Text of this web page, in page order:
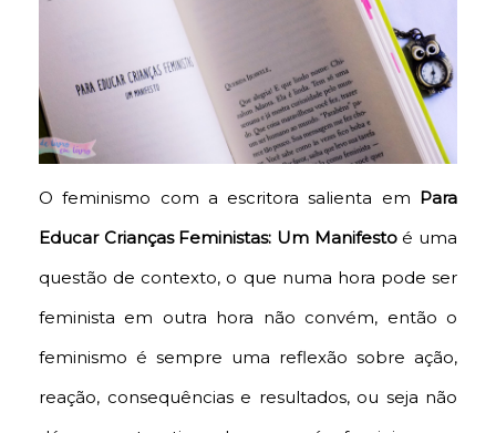
O feminismo com a escritora salienta em Para
Educar Crianças Feministas: Um Manifestoé uma
questão de contexto, o que numa hora pode ser
feminista em outra hora não convém, então o
feminismo é sempre uma reflexão sobre ação,
reação, consequências e resultados, ou seja não